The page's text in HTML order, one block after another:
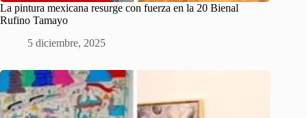
La pintura mexicana resurge con fuerza en la 20 Bienal
Rufino Tamayo
5 diciembre, 2025